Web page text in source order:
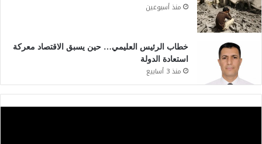
منذ أسبوعين
خطاب الرئيس العليمي… حين يسبق الاقتصاد معركة
استعادة الدولة
منذ 3 أسابيع